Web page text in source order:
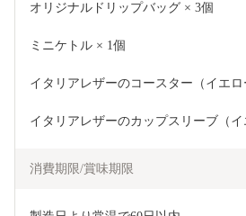
オリジナルドリップバッグ × 3個
ミニケトル × 1個
イタリアレザーのコースター（イエロ
イタリアレザーのカップスリーブ（イ
消費期限/賞味期限